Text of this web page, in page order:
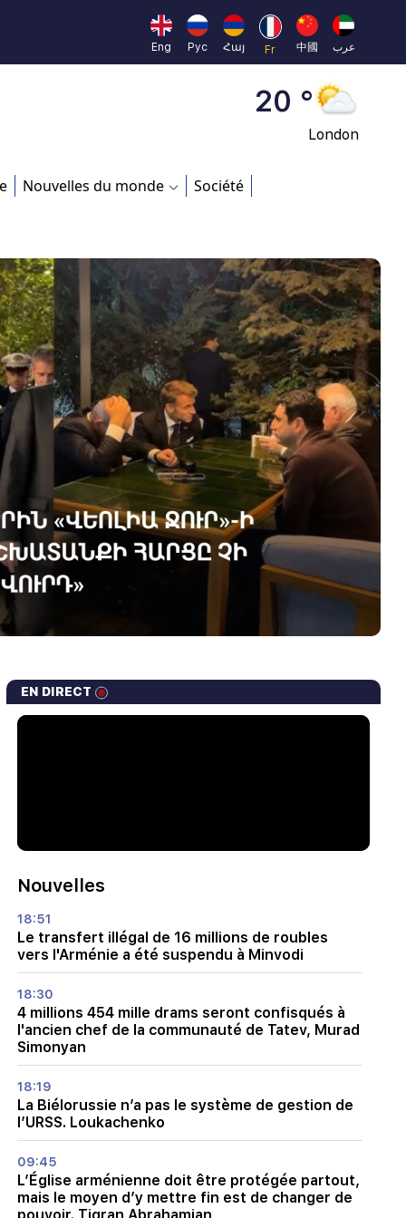
Eng
Рус Հայ Fr 中國 عرب 45 °
Dubai
20 °
London
Brussels
16 °
Rome
23 °
Madrid
Nouvelles du monde Société
EN DIRECT
Nouvelles
18:51
Le transfert illégal de 16 millions de roubles
vers l'Arménie a été suspendu à Minvodi
18:30
4 millions 454 mille drams seront confisqués à
l'ancien chef de la communauté de Tatev, Murad
Simonyan
18:19
La Biélorussie n’a pas le système de gestion de
l’URSS. Loukachenko
09:45
L’Église arménienne doit être protégée partout,
mais le moyen d’y mettre fin est de changer de